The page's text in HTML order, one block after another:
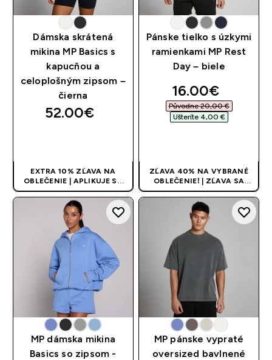
Dámska skrátená
mikina MP Basics s
kapucňou a
celoplošným zipsom –
čierna
52.00€‎
EXTRA 10% ZĽAVA NA
OBLEČENIE | APLIKUJE SA
AUTOMATICKY PRI KÚPE 3
KS
Pánske tielko s úzkymi
ramienkami MP Rest
Day – biele
discounted
16.00€‎
Původne 20,00 €‎
Ušteríte 4,00 €‎
ZĽAVA 40% NA VYBRANÉ
OBLEČENIE! | ZĽAVA SA
APLIKUJE AUTOMATICKY
MP dámska mikina
Basics so zipsom -
MP pánske vypraté
oversized bavlnené